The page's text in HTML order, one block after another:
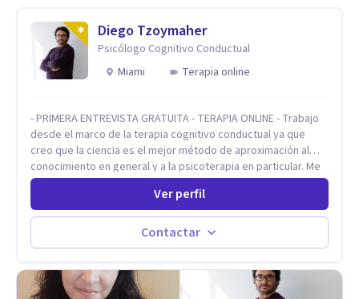
Adolescentes y AdultosDiego Tzoymaher
Psicólogo Cognitivo Conductual
Miami
Terapia online
- PRIMERA ENTREVISTA GRATUITA - TERAPIA ONLINE - Trabajo
desde el marco de la terapia cognitivo conductual ya que
creo que la ciencia es el mejor método de aproximación al
conocimiento en general y a la psicoterapia en particular. Me
interesan los procesos de cambio conductual por los que una
persona pueda alcanzar sus objetivos, transitando,
aceptando y modificando sus patrones cognitivos y
emocionales. Abordo patologías específicas como trastornos
de ansiedad y del ánimo, y también crisis vitales y procesos
Ver perfil
Contactar